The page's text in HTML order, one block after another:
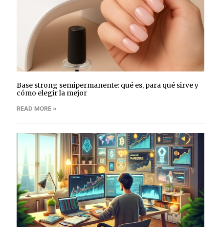
Base strong semipermanente: qué es, para qué sirve y
cómo elegir la mejor
READ MORE »